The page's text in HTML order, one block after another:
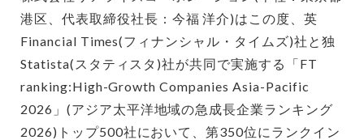
港区、代表取締役社長：今福 洋介)はこの度、英
Financial Times(フィナンシャル・タイムズ)社と独
Statista(スタティスタ)社が共同で実施する「FT
ranking:High-Growth Companies Asia-Pacific
2026」(アジア太平洋地域の急成長企業ランキング
2026)トップ500社において、第350位にランクイン